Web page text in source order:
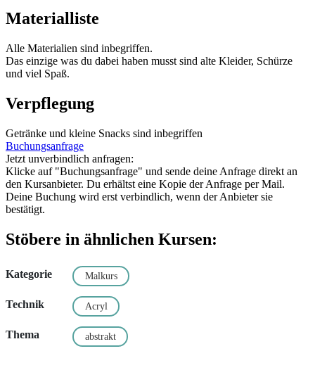
Materialliste
Alle Materialien sind inbegriffen.
Das einzige was du dabei haben musst sind alte Kleider, Schürze
und viel Spaß.
Verpflegung
Getränke und kleine Snacks sind inbegriffen
Buchungsanfrage
Jetzt unverbindlich anfragen:
Klicke auf "Buchungsanfrage" und sende deine Anfrage direkt an
den Kursanbieter. Du erhältst eine Kopie der Anfrage per Mail.
Deine Buchung wird erst verbindlich, wenn der Anbieter sie
bestätigt.
Stöbere in ähnlichen Kursen:
Kategorie Malkurs
Technik Acryl
Thema abstrakt